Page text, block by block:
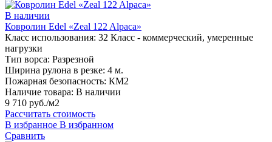
В наличии
Ковролин Edel «Zeal 122 Alpaca»
Класс использования: 32 Класс - коммерческий, умеренные
нагрузки
Тип ворса: Разрезной
Ширина рулона в резке: 4 м.
Пожарная безопасность: КМ2
Наличие товара: В наличии
9 710 руб./м2
Рассчитать стоимость
В избранное В избранном
Сравнить